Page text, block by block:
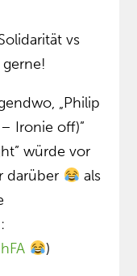
vs
„Philip
Ironie off)”
würde vor
darüber
als
)